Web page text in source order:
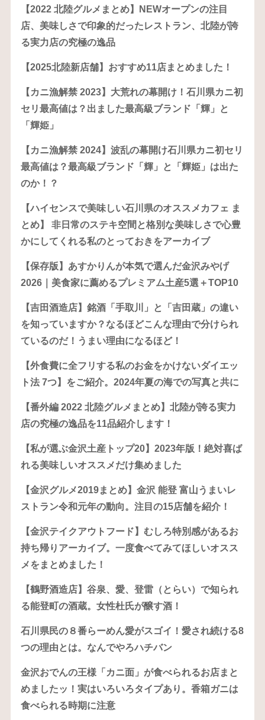
【2022 北陸グルメまとめ】NEWオープンの注目
店、美味しさで印象的だったレストラン、北陸が誇
る実力店の究極の逸品
【2025北陸新店舗】おすすめ11店まとめました！
【カニ漁解禁 2023】大荒れの幕開け！石川県カニ初
セリ最高値は？出ました最高級ブランド「輝」と
「輝姫」
【カニ漁解禁 2024】波乱の幕開け石川県カニ初セリ
最高値は？最高級ブランド「輝」と「輝姫」は出た
のか！？
【ハイセンスで美味しい石川県のオススメカフェ ま
とめ】 非日常のステキ空間と格別な美味しさで心豊
かにしてくれる私のとっておきをアーカイブ
【保存版】あすかりんが本気で選んだ金沢みやげ
2026｜美食家に薦めるプレミアム土産5選＋TOP10
【吉田酒造店】銘酒「手取川」と「吉田蔵」の違い
を知っていますか？なるほどこんな理由で分けられ
ているのだ！うまい理由になるほど！
【外食費に全フリする私のお金をかけないダイエッ
ト法 7つ】をご紹介。2024年夏の海での写真と共に
【番外編 2022 北陸グルメまとめ】北陸が誇る実力
店の究極の逸品を11品紹介します！
【私が選ぶ金沢土産トップ20】2023年版！絶対喜ば
れる美味しいオススメだけ集めました
【金沢グルメ2019まとめ】金沢 能登 富山うまいレ
ストラン令和元年の動向。注目の15店舗を紹介！
【金沢テイクアウトフード】むしろ特別感があるお
持ち帰りアーカイブ。一度食べてみてほしいオスス
メをまとめました！
【鶴野酒造店】谷泉、愛、登雷（とらい）で知られ
る能登町の酒蔵。女性杜氏が醸す酒！
石川県民の８番らーめん愛がスゴイ！愛され続ける8
つの理由とは。なんでやろハチバン
金沢おでんの王様「カニ面」が食べられるお店まと
めましたッ！実はいろいろタイプあり。香箱ガニは
食べられる時期に注意